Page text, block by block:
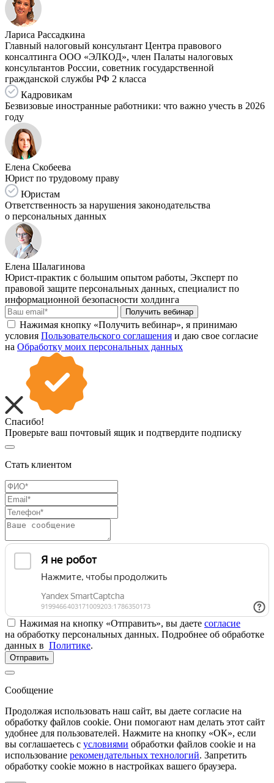
Лариса Рассадкина
Главный налоговый консультант Центра правового
консалтинга ООО «ЭЛКОД», член Палаты налоговых
консультантов России, советник государственной
гражданской службы РФ 2 класса
Кадровикам
Безвизовые иностранные работники: что важно учесть в 2026
году
Елена Скобеева
Юрист по трудовому праву
Юристам
Ответственность за нарушения законодательства
о персональных данных
Елена Шалагинова
Юрист-практик с большим опытом работы, Эксперт по
правовой защите персональных данных, специалист по
информационной безопасности холдинга
Получить вебинар
Нажимая кнопку «Получить вебинар», я принимаю
условия Пользовательского соглашения и даю свое согласие
на Обработку моих персональных данных
Спасибо!
Проверьте ваш почтовый ящик и подтвердите подписку
Стать клиентом
Нажимая на кнопку «Отправить», вы даете согласие
на обработку персональных данных. Подробнее об обработке
данных в Политике.
Отправить
Сообщение
Продолжая использовать наш сайт, вы даете согласие на
обработку файлов cookie. Они помогают нам делать этот сайт
удобнее для пользователей. Нажмите на кнопку «ОК», если
вы соглашаетесь с условиями обработки файлов cookie и на
использование рекомендательных технологий. Запретить
обработку cookie можно в настройках вашего браузера.